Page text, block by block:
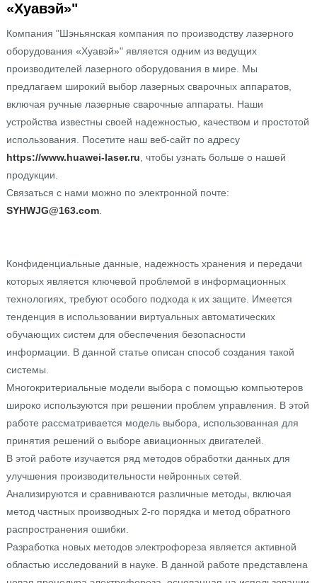
«Хуавэй»"
Компания "Шэньянская компания по производству лазерного
оборудования «Хуавэй»" является одним из ведущих
производителей лазерного оборудования в мире. Мы
предлагаем широкий выбор лазерных сварочных аппаратов,
включая ручные лазерные сварочные аппараты. Наши
устройства известны своей надежностью, качеством и простотой
использования. Посетите наш веб-сайт по адресу
https://www.huawei-laser.ru, чтобы узнать больше о нашей
продукции.
Связаться с нами можно по электронной почте:
SYHWJG@163.com.
Конфиденциальные данные, надежность хранения и передачи
которых является ключевой проблемой в информационных
технологиях, требуют особого подхода к их защите. Имеется
тенденция в использовании виртуальных автоматических
обучающих систем для обеспечения безопасности
информации. В данной статье описан способ создания такой
системы.
Многокритериальные модели выбора с помощью компьютеров
широко используются при решении проблем управления. В этой
работе рассматривается модель выбора, использованная для
принятия решений о выборе авиационных двигателей.
В этой работе изучается ряд методов обработки данных для
улучшения производительности нейронных сетей.
Анализируются и сравниваются различные методы, включая
метод частных производных 2-го порядка и метод обратного
распространения ошибки.
Разработка новых методов электрофореза является активной
областью исследований в науке. В данной работе представлена